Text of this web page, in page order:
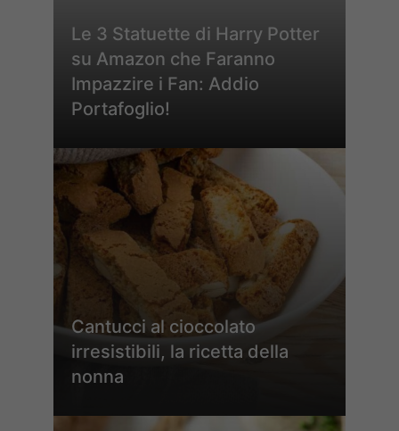
Le 3 Statuette di Harry Potter
su Amazon che Faranno
Impazzire i Fan: Addio
Portafoglio!
Cantucci al cioccolato
irresistibili, la ricetta della
nonna